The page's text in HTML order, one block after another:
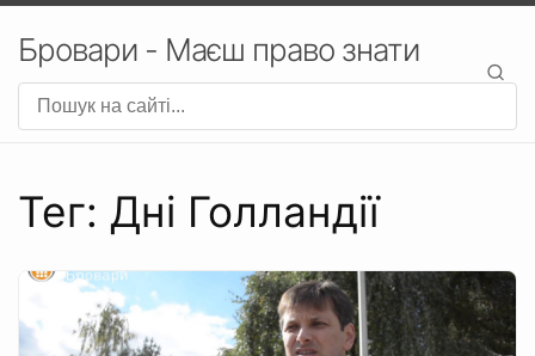
Бровари - Маєш право знати
Тег: Дні Голландії